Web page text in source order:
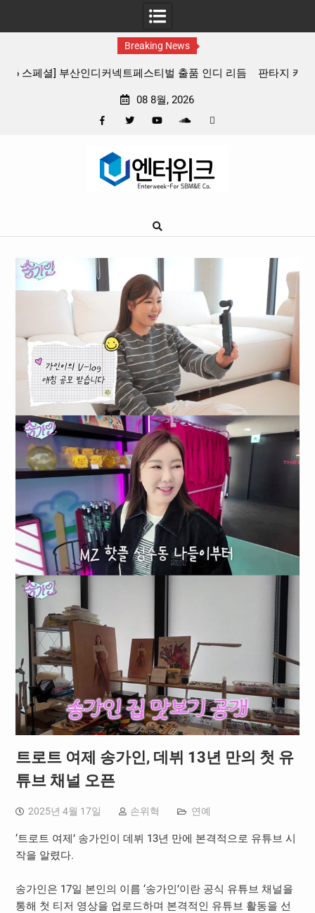
Breaking News
판타지 케이팝 애니메이션 ‘고스트밴드’ 8월 26일(수) 개봉
08 8월, 2026
Google
트로트 여제 송가인, 데뷔 13년 만의 첫 유
튜브 채널 오픈
2025년 4월 17일 손위혁 연예
‘트로트 여제’ 송가인이 데뷔 13년 만에 본격적으로 유튜브 시
작을 알렸다.
송가인은 17일 본인의 이름 ‘송가인’이란 공식 유튜브 채널을
통해 첫 티저 영상을 업로드하며 본격적인 유튜브 활동을 선